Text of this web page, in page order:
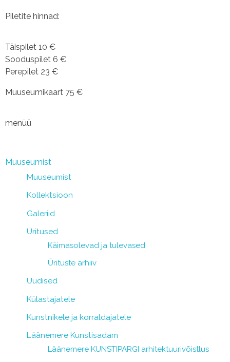
Piletite hinnad:
Täispilet 10 €
Sooduspilet 6 €
Perepilet 23 €
Muuseumikaart 75 €
menüü
Muuseumist
Muuseumist
Kollektsioon
Galeriid
Üritused
Käimasolevad ja tulevased
Ürituste arhiiv
Uudised
Külastajatele
Kunstnikele ja korraldajatele
Läänemere Kunstisadam
Läänemere KUNSTIPARGI arhitektuurivõistlus